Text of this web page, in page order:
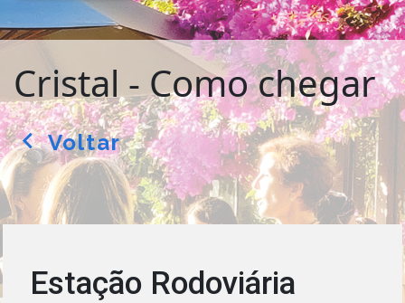
Cristal - Como chegar
arrow_back_ios Voltar
Estação Rodoviária